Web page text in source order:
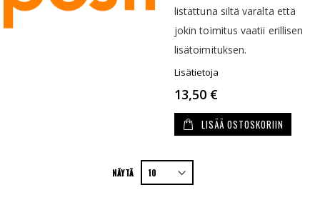
listattuna siltä varalta että
jokin toimitus vaatii erillisen
lisätoimituksen.
Lisätietoja
13,50 €
LISÄÄ OSTOSKORIIN
NÄYTÄ